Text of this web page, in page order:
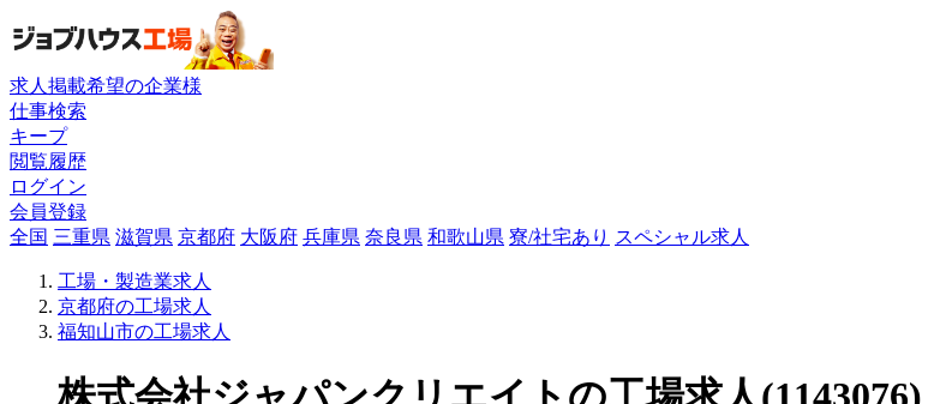
求人掲載希望の企業様
仕事検索
キープ
閲覧履歴
ログイン
会員登録
全国 三重県 滋賀県 京都府 大阪府 兵庫県 奈良県 和歌山県 寮/社宅あり スペシャル求人
工場・製造業求人
京都府の工場求人
福知山市の工場求人